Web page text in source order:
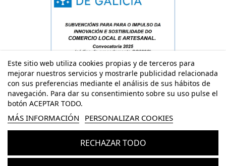
Este sitio web utiliza cookies propias y de terceros para
mejorar nuestros servicios y mostrarle publicidad relacionada
con sus preferencias mediante el análisis de sus hábitos de
navegación. Para dar su consentimiento sobre su uso pulse el
botón ACEPTAR TODO.
MÁS INFORMACIÓN PERSONALIZAR COOKIES
RECHAZAR TODO